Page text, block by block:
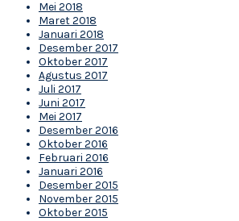
Mei 2018
Maret 2018
Januari 2018
Desember 2017
Oktober 2017
Agustus 2017
Juli 2017
Juni 2017
Mei 2017
Desember 2016
Oktober 2016
Februari 2016
Januari 2016
Desember 2015
November 2015
Oktober 2015